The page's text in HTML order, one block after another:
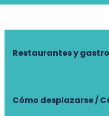
Restaurantes y
Cómo desplazarse /
asistente virtual, que
llegar?